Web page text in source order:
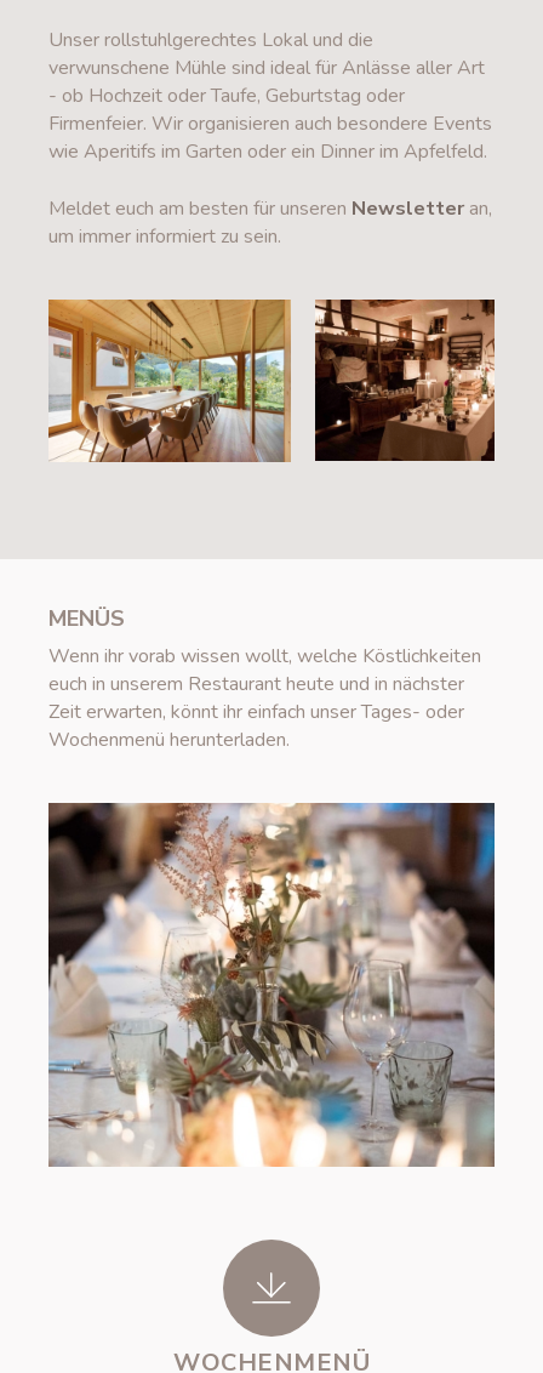
Unser rollstuhlgerechtes Lokal und die
verwunschene Mühle sind ideal für Anlässe aller Art
- ob Hochzeit oder Taufe, Geburtstag oder
Firmenfeier. Wir organisieren auch besondere Events
wie Aperitifs im Garten oder ein Dinner im Apfelfeld.
Meldet euch am besten für unseren Newsletter an,
um immer informiert zu sein.
MENÜS
Wenn ihr vorab wissen wollt, welche Köstlichkeiten
euch in unserem Restaurant heute und in nächster
Zeit erwarten, könnt ihr einfach unser Tages- oder
Wochenmenü herunterladen.
WOCHENMENÜ